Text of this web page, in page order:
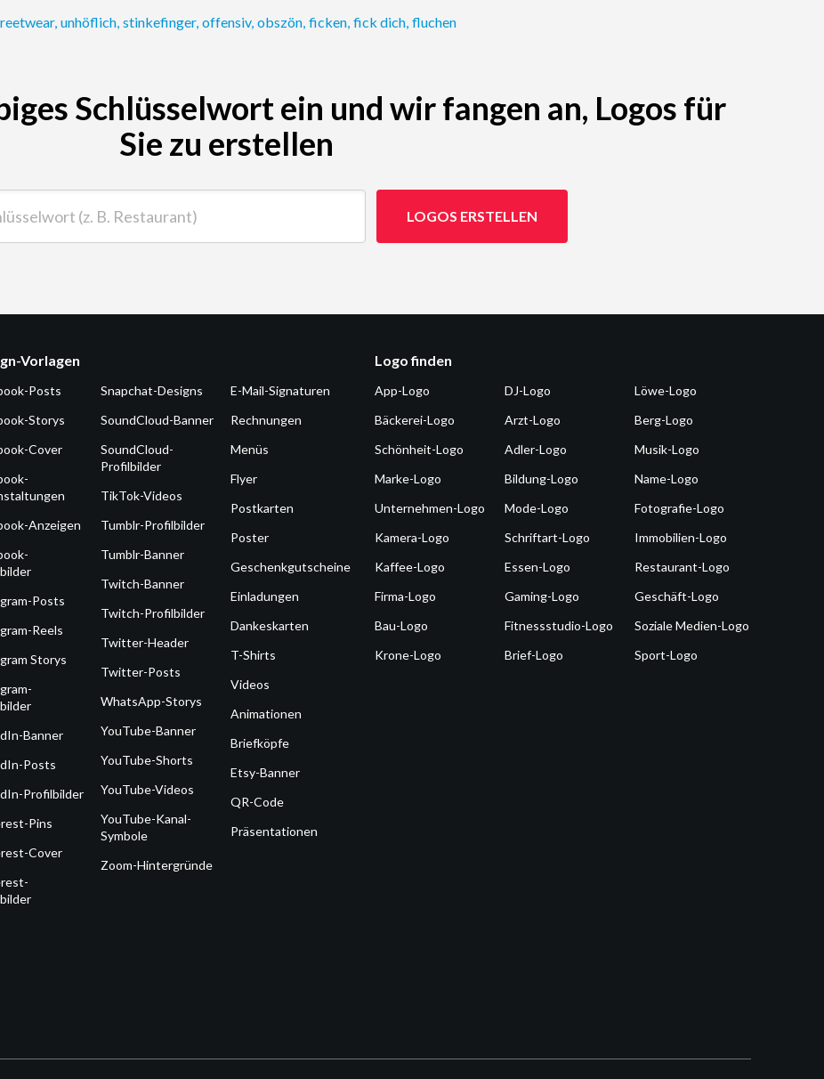
, unhöflich, stinkefinger, offensiv, obszön, ficken, fick dich, fluchen
Schlüsselwort ein und wir fangen an, Logos für
Sie zu erstellen
LOGOS ERSTELLEN
Vorlagen
Posts
Storys
Cover
Anzeigen
Posts
Reels
Storys
Banner
Posts
Profilbilder
Pins
Cover
Snapchat-Designs
SoundCloud-Banner
SoundCloud-
Profilbilder
TikTok-Videos
Tumblr-Profilbilder
Tumblr-Banner
Twitch-Banner
Twitch-Profilbilder
Twitter-Header
Twitter-Posts
WhatsApp-Storys
YouTube-Banner
YouTube-Shorts
YouTube-Videos
YouTube-Kanal-
Symbole
Zoom-Hintergründe
E-Mail-Signaturen
Rechnungen
Menüs
Flyer
Postkarten
Poster
Geschenkgutscheine
Einladungen
Dankeskarten
T-Shirts
Videos
Animationen
Briefköpfe
Etsy-Banner
QR-Code
Präsentationen
Logo finden
App-Logo
Bäckerei-Logo
Schönheit-Logo
Marke-Logo
Unternehmen-Logo
Kamera-Logo
Kaffee-Logo
Firma-Logo
Bau-Logo
Krone-Logo
DJ-Logo
Arzt-Logo
Adler-Logo
Bildung-Logo
Mode-Logo
Schriftart-Logo
Essen-Logo
Gaming-Logo
Fitnessstudio-Logo
Brief-Logo
Löwe-Logo
Berg-Logo
Musik-Logo
Name-Logo
Fotografie-Logo
Immobilien-Logo
Restaurant-Logo
Geschäft-Logo
Soziale Medien-Logo
Sport-Logo